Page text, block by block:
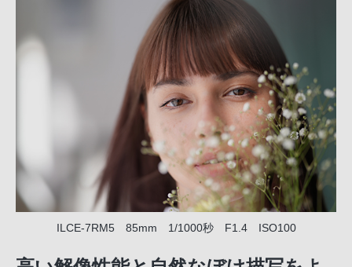
ILCE-7RM5 85mm 1/1000秒 F1.4 ISO100